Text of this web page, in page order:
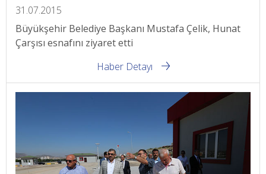
31.07.2015
Büyükşehir Belediye Başkanı Mustafa Çelik, Hunat
Çarşısı esnafını ziyaret etti
Haber Detayı